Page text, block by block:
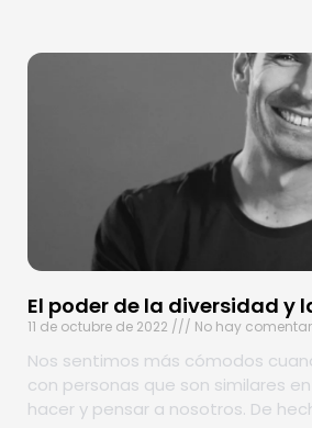
El poder de la diversidad y
11 de octubre de 2022 No hay
Nos sentimos más cómodos
con personas que son similares
hacer y pensar a nosotros. De